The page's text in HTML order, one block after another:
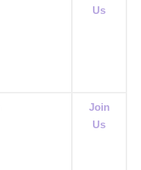
Us
Join
Us